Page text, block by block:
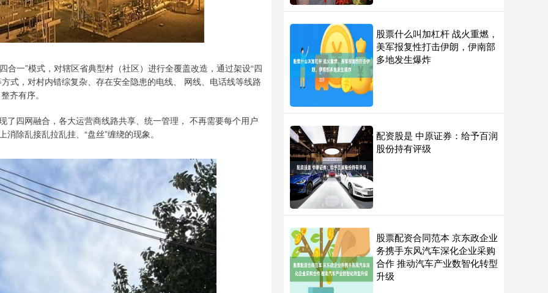
合一”模式，对辖区省典型村（社区）进行全覆盖改造，通过架设“四
式，对村内错综复杂、存在安全隐患的电线、 网线、电话线等线路
齐有序。
四网融合，各大运营商线路共享、统一管理， 不再需要每个用户
除乱接乱拉乱挂、“盘丝”缠绕的现象。
股票什么叫加杠杆 战火重燃，
美军报复性打击伊朗，伊南部
多地发生爆炸
配资股是 中原证券：给予百润
股份持有评级
股票配资合同范本 京东政企业
务携手东风汽车深化企业采购
合作 推动汽车产业数智化转型
升级